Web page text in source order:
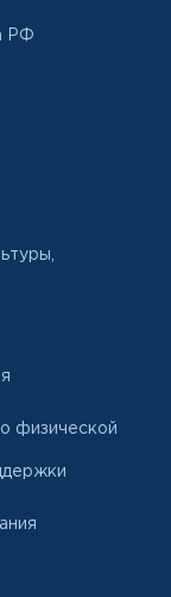
РФ
физической